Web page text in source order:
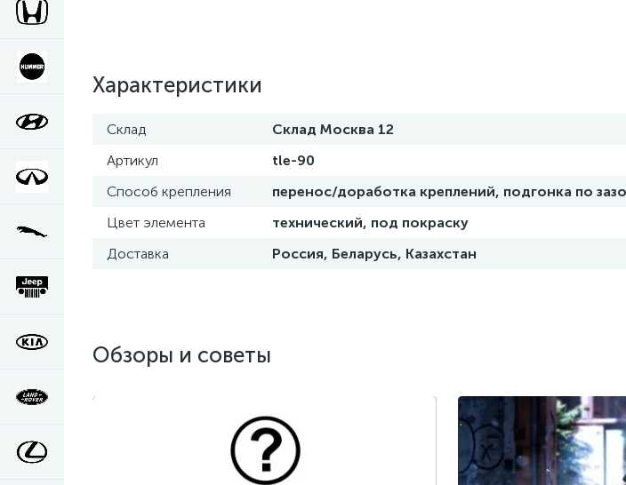
Характеристики
Склад
Склад Москва 12
Артикул
tle-90
Способ крепления
перенос/доработка креплений, подгонка по
Цвет элемента
технический, под покраску
Доставка
Россия, Беларусь, Казахстан
Обзоры и советы